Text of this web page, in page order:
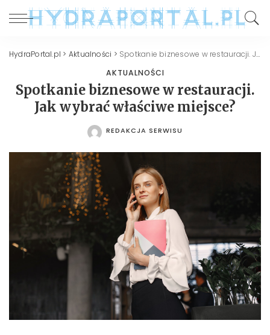
HydraPortal.pl > Aktualności > Spotkanie biznesowe w restauracji. Jak wybrać właściwe miejsce?
AKTUALNOŚCI
Spotkanie biznesowe w restauracji.
Jak wybrać właściwe miejsce?
POSTED
REDAKCJA SERWISU